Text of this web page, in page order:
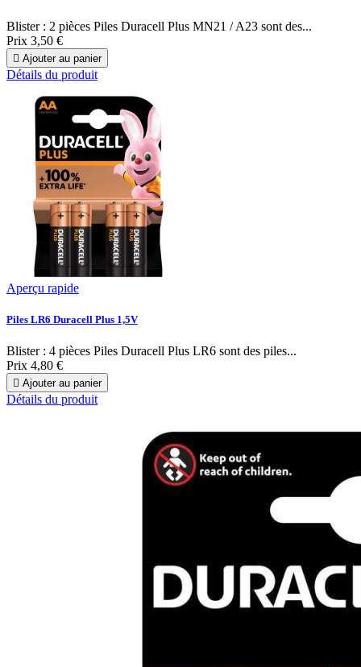
Blister : 2 pièces Piles Duracell Plus MN21 / A23 sont des...
Prix 3,50 €
 Ajouter au panier
Détails du produit
Aperçu rapide
Piles LR6 Duracell Plus 1,5V
Blister : 4 pièces Piles Duracell Plus LR6 sont des piles...
Prix 4,80 €
 Ajouter au panier
Détails du produit